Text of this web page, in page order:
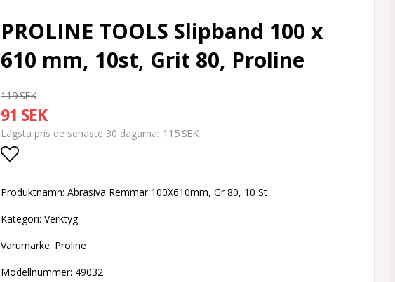
PROLINE TOOLS Slipband 100 x
610 mm, 10st, Grit 80, Proline
119 SEK
91 SEK
Lägsta pris de senaste 30 dagarna 115 SEK
Produktnamn: Abrasiva Remmar 100X610mm, Gr 80, 10 St
Kategori: Verktyg
Varumärke: Proline
Modellnummer: 49032